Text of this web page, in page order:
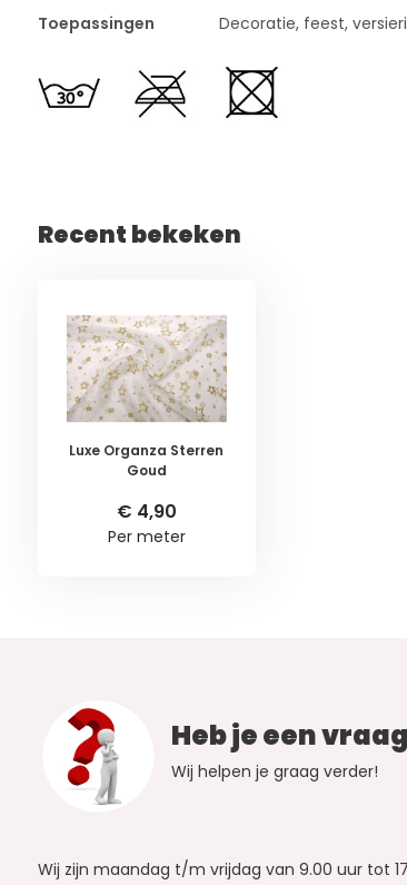
Toepassingen
Decoratie, feest,
Recent bekeken
Luxe Organza Sterren
Goud
€ 4,90
Per meter
Heb je een
Wij helpen je graag verder!
Wij zijn maandag t/m vrijdag van 9.00 uur tot